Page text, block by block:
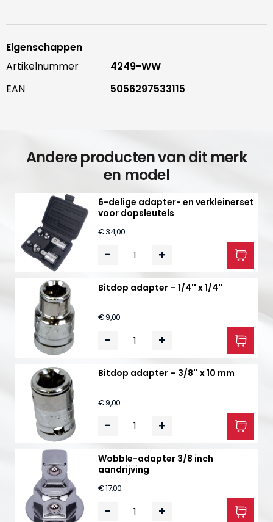
Eigenschappen
Artikelnummer
4249-WW
EAN
5056297533115
Andere producten van dit merk
en model
6-delige adapter- en verkleinerset
voor dopsleutels
€ 34,00
- +
Bitdop adapter – 1/4'' x 1/4''
€ 9,00
- +
Bitdop adapter – 3/8'' x 10 mm
€ 9,00
- +
Wobble-adapter 3/8 inch
aandrijving
€ 17,00
- +